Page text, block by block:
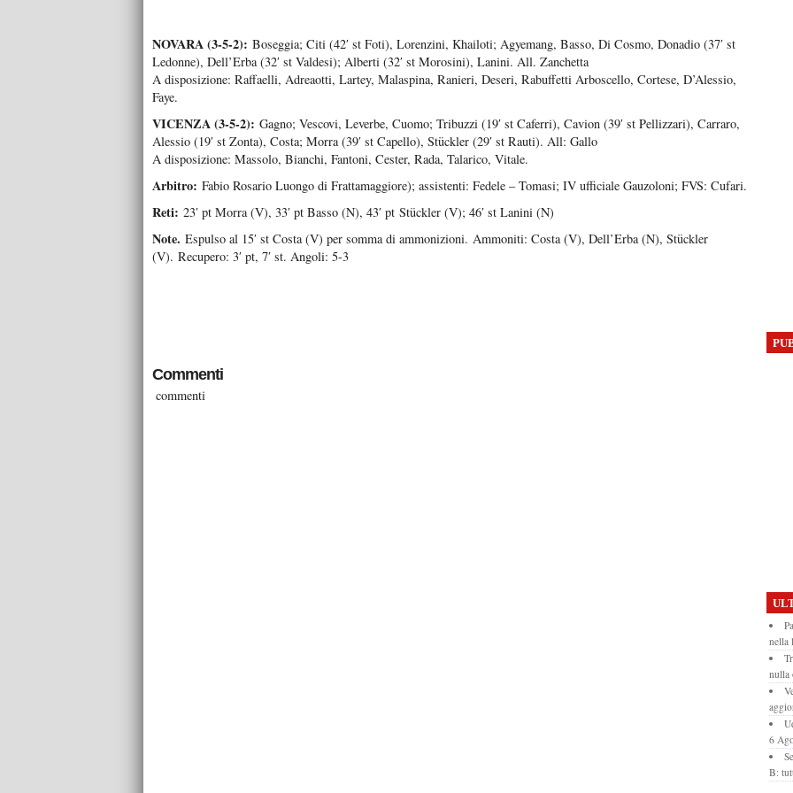
NOVARA (3-5-2): Boseggia; Citi (42′ st Foti), Lorenzini, Khailoti; Agyemang, Basso, Di Cosmo, Donadio (37′ st
Ledonne), Dell’Erba (32′ st Valdesi); Alberti (32′ st Morosini), Lanini. All. Zanchetta
A disposizione: Raffaelli, Adreaotti, Lartey, Malaspina, Ranieri, Deseri, Rabuffetti Arboscello, Cortese, D’Alessio,
Faye.
VICENZA (3-5-2): Gagno; Vescovi, Leverbe, Cuomo; Tribuzzi (19′ st Caferri), Cavion (39′ st Pellizzari), Carraro,
Alessio (19′ st Zonta), Costa; Morra (39′ st Capello), Stückler (29′ st Rauti). All: Gallo
A disposizione: Massolo, Bianchi, Fantoni, Cester, Rada, Talarico, Vitale.
Arbitro: Fabio Rosario Luongo di Frattamaggiore); assistenti: Fedele – Tomasi; IV ufficiale Gauzoloni; FVS: Cufari.
Reti: 23′ pt Morra (V), 33′ pt Basso (N), 43′ pt Stückler (V); 46′ st Lanini (N)
Note. Espulso al 15′ st Costa (V) per somma di ammonizioni. Ammoniti: Costa (V), Dell’Erba (N), Stückler
(V). Recupero: 3′ pt, 7′ st. Angoli: 5-3
Commenti
commenti
nella
nulla
6
B: